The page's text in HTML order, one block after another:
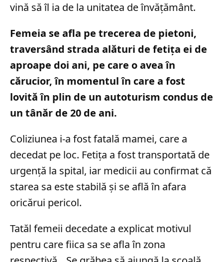
vină să îl ia de la unitatea de învățământ.
Femeia se afla pe trecerea de pietoni,
traversând strada alături de fetița ei de
aproape doi ani, pe care o avea în
cărucior, în momentul în care a fost
lovită în plin de un autoturism condus de
un tânăr de 20 de ani.
Coliziunea i-a fost fatală mamei, care a
decedat pe loc. Fetița a fost transportată de
urgență la spital, iar medicii au confirmat că
starea sa este stabilă și se află în afara
oricărui pericol.
Tatăl femeii decedate a explicat motivul
pentru care fiica sa se afla în zona